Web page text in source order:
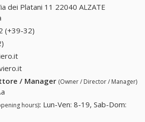
dei Platani 11 22040 ALZATE
(+39-32)
/ Manager (Owner / Director / Manager)
hours): Lun-Ven: 8-19, Sab-Dom: